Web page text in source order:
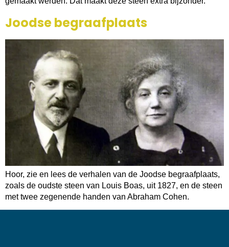
Joodse begraafplaats
Hoor, zie en lees de verhalen van de Joodse begraafplaats,
zoals de oudste steen van Louis Boas, uit 1827, en de steen
met twee zegenende handen van Abraham Cohen.